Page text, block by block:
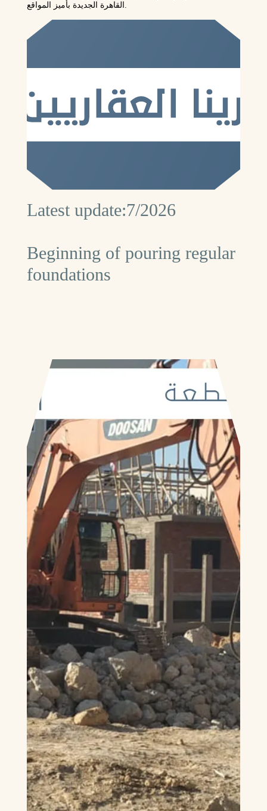
Latest update:7/2026
Beginning of pouring regular
foundations